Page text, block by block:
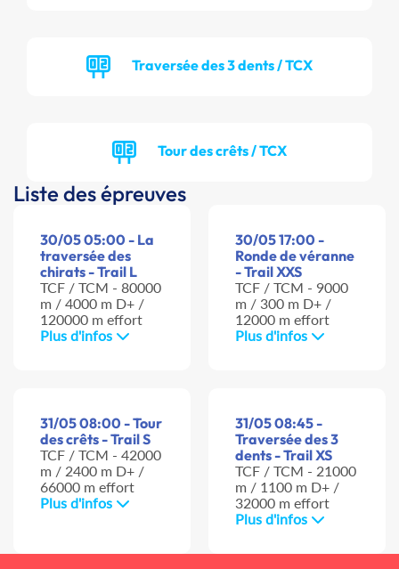
Traversée des 3 dents / TCX
Tour des crêts / TCX
Liste des épreuves
30/05 05:00 - La
traversée des
chirats - Trail L
TCF / TCM - 80000
m / 4000 m D+ /
120000 m effort
Plus d'infos
30/05 17:00 -
Ronde de véranne
- Trail XXS
TCF / TCM - 9000
m / 300 m D+ /
12000 m effort
Plus d'infos
31/05 08:00 - Tour
des crêts - Trail S
TCF / TCM - 42000
m / 2400 m D+ /
66000 m effort
Plus d'infos
31/05 08:45 -
Traversée des 3
dents - Trail XS
TCF / TCM - 21000
m / 1100 m D+ /
32000 m effort
Plus d'infos